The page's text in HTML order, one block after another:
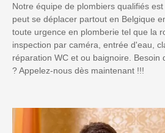
Notre équipe de plombiers qualifiés
peut se déplacer partout en Belgique
toute urgence en plomberie tel que la
inspection par caméra, entrée d'eau,
réparation WC et ou baignoire. Besoin
? Appelez-nous dès maintenant !!!